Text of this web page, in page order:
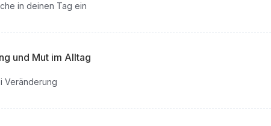
in deinen Tag ein
und Mut im Alltag
Veränderung